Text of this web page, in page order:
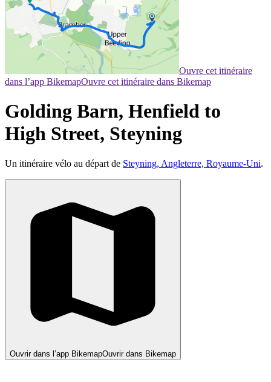
Ouvre cet itinéraire
dans l’app BikemapOuvre cet itinéraire dans Bikemap
Golding Barn, Henfield to
High Street, Steyning
Un itinéraire vélo au départ de Steyning, Angleterre, Royaume-Uni.
Ouvrir dans l’app BikemapOuvrir dans Bikemap